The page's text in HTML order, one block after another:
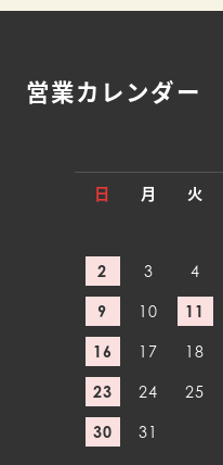
営業カレンダー
日 月 火
2 3 4
9 10 11
16 17 18
23 24 25
30 31